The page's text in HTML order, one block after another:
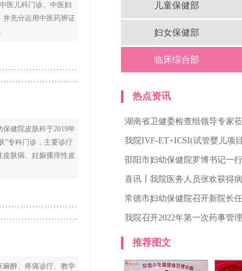
医儿科门诊、中医妇
并充分运用中医药辨证
健院皮肤科于2019年
”专科门诊，主要诊疗
肤病、妊娠瘙痒性皮
麻醉、疼痛诊疗、教学
儿童保健部
妇女保健部
临床综合部
热点资讯
湖南省卫健委检查组领导专家
我院IVF-ET+ICSI(试管婴儿项
邵阳市妇幼保健院罗博书记一
喜讯┃我院医务人员张欢获得
常德市妇幼保健院召开新院长
我院召开2022年第一次药事管
推荐图文